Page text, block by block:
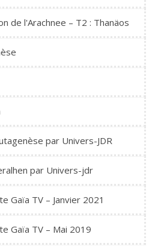
de l'Arachnee – T2 : Thanäos
par Univers-JDR
par Univers-jdr
Gaïa TV – Janvier 2021
Gaïa TV – Mai 2019